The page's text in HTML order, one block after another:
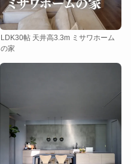
LDK30帖 天井高3.3m ミサワホーム
の家